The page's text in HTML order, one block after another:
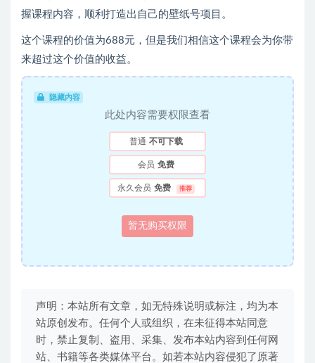
握课程内容，顺利打造出自己的壁纸号项目。
这个课程的价值为688元，但是我们相信这个课程会为你带
来超过这个价值的收益。
隐藏内容
此处内容需要权限查看
普通 不可下载
会员 免费
永久会员 免费 推荐
暂无购买权限
声明：本站所有文章，如无特殊说明或标注，均为本
站原创发布。任何个人或组织，在未征得本站同意
时，禁止复制、盗用、采集、发布本站内容到任何网
站、书籍等各类媒体平台。如若本站内容侵犯了原著